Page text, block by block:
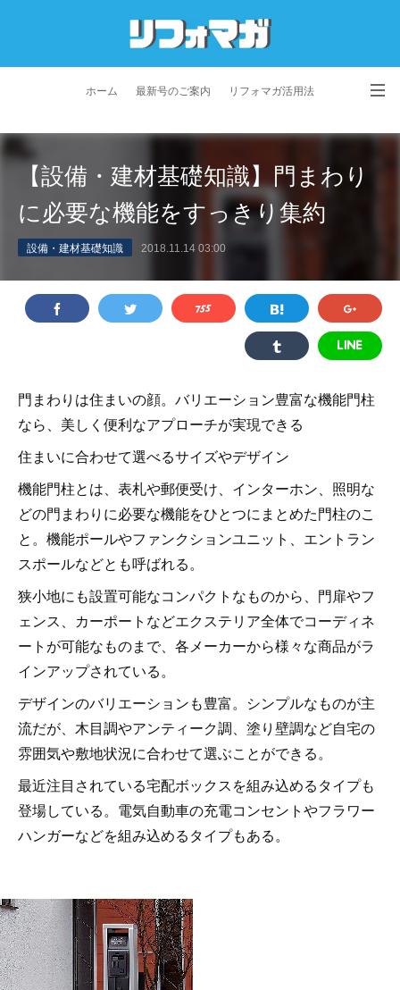
ホーム 最新号のご案内 リフォマガ活用法
よくあるご質問 特定商取引法に基づく表記
プライバシーポリシー 利用規約 会社概要
【設備・建材基礎知識】門まわり
に必要な機能をすっきり集約
設備・建材基礎知識 2018.11.14 03:00
門まわりは住まいの顔。バリエーション豊富な機能門柱
なら、美しく便利なアプローチが実現できる
住まいに合わせて選べるサイズやデザイン
機能門柱とは、表札や郵便受け、インターホン、照明な
どの門まわりに必要な機能をひとつにまとめた門柱のこ
と。機能ポールやファンクションユニット、エントラン
スポールなどとも呼ばれる。
狭小地にも設置可能なコンパクトなものから、門扉やフ
ェンス、カーポートなどエクステリア全体でコーディネ
ートが可能なものまで、各メーカーから様々な商品がラ
インアップされている。
デザインのバリエーションも豊富。シンプルなものが主
流だが、木目調やアンティーク調、塗り壁調など自宅の
雰囲気や敷地状況に合わせて選ぶことができる。
最近注目されている宅配ボックスを組み込めるタイプも
登場している。電気自動車の充電コンセントやフラワー
ハンガーなどを組み込めるタイプもある。